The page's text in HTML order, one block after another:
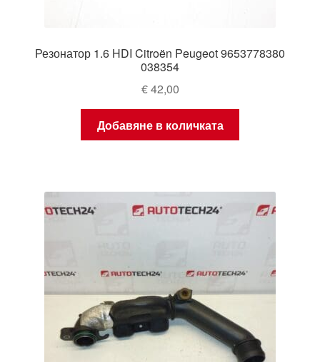
Резонатор 1.6 HDI Citroën Peugeot 9653778380
038354
€42,00
Добавяне в количката